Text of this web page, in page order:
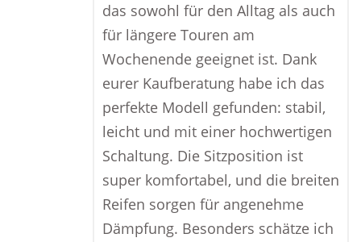
das sowohl für den Alltag als auch
für längere Touren am
Wochenende geeignet ist. Dank
eurer Kaufberatung habe ich das
perfekte Modell gefunden: stabil,
leicht und mit einer hochwertigen
Schaltung. Die Sitzposition ist
super komfortabel, und die breiten
Reifen sorgen für angenehme
Dämpfung. Besonders schätze ich